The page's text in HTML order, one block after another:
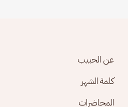
Footer menu
عن الحبيب
كلمة الشهر
المحاضرات